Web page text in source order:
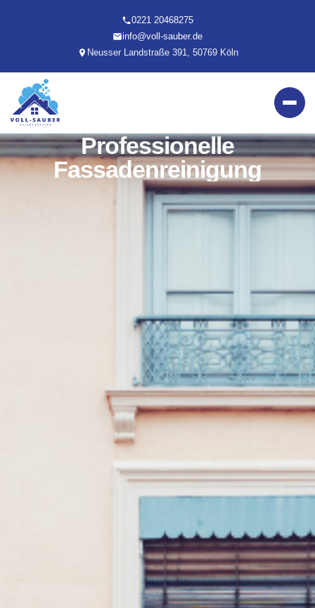
0221 20468275
info@voll-sauber.de
Neusser Landstraße 391, 50769 Köln
Professionelle
Fassadenreinigung